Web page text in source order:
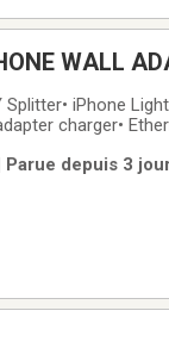
WALL
Splitter• iPhone
charger•
depuis 3